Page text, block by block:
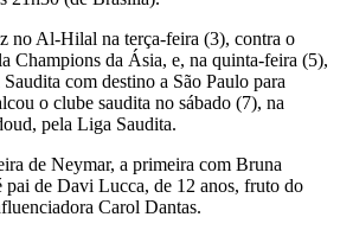
no Al-Hilal na terça-feira (3), contra o
Champions da Ásia, e, na quinta-feira (5),
com destino a São Paulo para
o clube saudita no sábado (7), na
pela Liga Saudita.
de Neymar, a primeira com Bruna
pai de Davi Lucca, de 12 anos, fruto do
Carol Dantas.